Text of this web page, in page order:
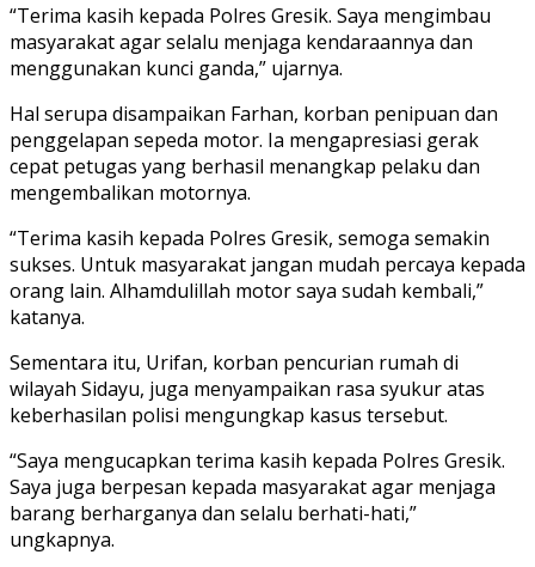
“Terima kasih kepada Polres Gresik. Saya mengimbau
masyarakat agar selalu menjaga kendaraannya dan
menggunakan kunci ganda,” ujarnya.
Hal serupa disampaikan Farhan, korban penipuan dan
penggelapan sepeda motor. Ia mengapresiasi gerak
cepat petugas yang berhasil menangkap pelaku dan
mengembalikan motornya.
“Terima kasih kepada Polres Gresik, semoga semakin
sukses. Untuk masyarakat jangan mudah percaya kepada
orang lain. Alhamdulillah motor saya sudah kembali,”
katanya.
Sementara itu, Urifan, korban pencurian rumah di
wilayah Sidayu, juga menyampaikan rasa syukur atas
keberhasilan polisi mengungkap kasus tersebut.
“Saya mengucapkan terima kasih kepada Polres Gresik.
Saya juga berpesan kepada masyarakat agar menjaga
barang berharganya dan selalu berhati-hati,”
ungkapnya.